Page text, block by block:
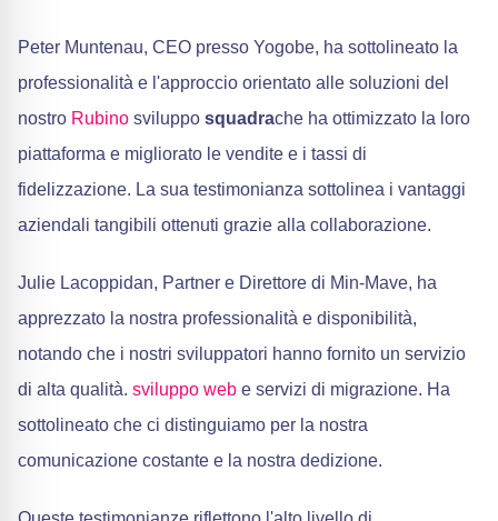
Peter Muntenau, CEO presso Yogobe, ha sottolineato la
professionalità e l'approccio orientato alle soluzioni del
nostro Rubino sviluppo squadrache ha ottimizzato la loro
piattaforma e migliorato le vendite e i tassi di
fidelizzazione. La sua testimonianza sottolinea i vantaggi
aziendali tangibili ottenuti grazie alla collaborazione.
Julie Lacoppidan, Partner e Direttore di Min-Mave, ha
apprezzato la nostra professionalità e disponibilità,
notando che i nostri sviluppatori hanno fornito un servizio
di alta qualità. sviluppo web e servizi di migrazione. Ha
sottolineato che ci distinguiamo per la nostra
comunicazione costante e la nostra dedizione.